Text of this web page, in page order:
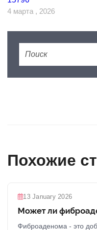
4 марта , 2026
Похожие
13 January 2026
Может ли
Фиброаденома - это